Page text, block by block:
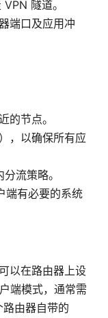
隧道。
端口及应用冲
的节点。
，以确保所有应
流策略。
端有必要的系统
以在路由器上设
端模式，通常需
由器自带的